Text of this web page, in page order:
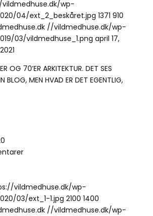
wp-
04/ext_2_beskåret.jpg 1371 910
//vildmedhuse.dk/wp-
03/vildmedhuse_1.png april 17,
OG 70’ER ARKITEKTUR. DET SES
BLOG, MEN HVAD ER DET EGENTLIG,
vildmedhuse.dk/wp-
03/ext_1-1.jpg 2100 1400
//vildmedhuse.dk/wp-